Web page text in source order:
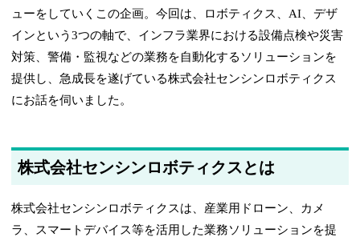
ューをしていくこの企画。今回は、ロボティクス、AI、デザ
インという3つの軸で、インフラ業界における設備点検や災害
対策、警備・監視などの業務を自動化するソリューションを
提供し、急成長を遂げている株式会社センシンロボティクス
にお話を伺いました。
株式会社センシンロボティクスとは
株式会社センシンロボティクスは、産業用ドローン、カメ
ラ、スマートデバイス等を活用した業務ソリューションを提